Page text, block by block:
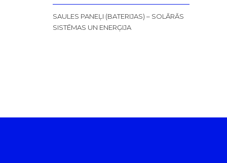
SAULES PANEĻI (BATERIJAS) – SOLĀRĀS
SISTĒMAS UN ENERĢIJA